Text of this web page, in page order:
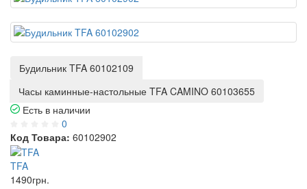
Будильник TFA 60102109
Часы каминные-настольные TFA CAMINO 60103655
Есть в наличии
0
Код Товара: 60102902
TFA
1490грн.